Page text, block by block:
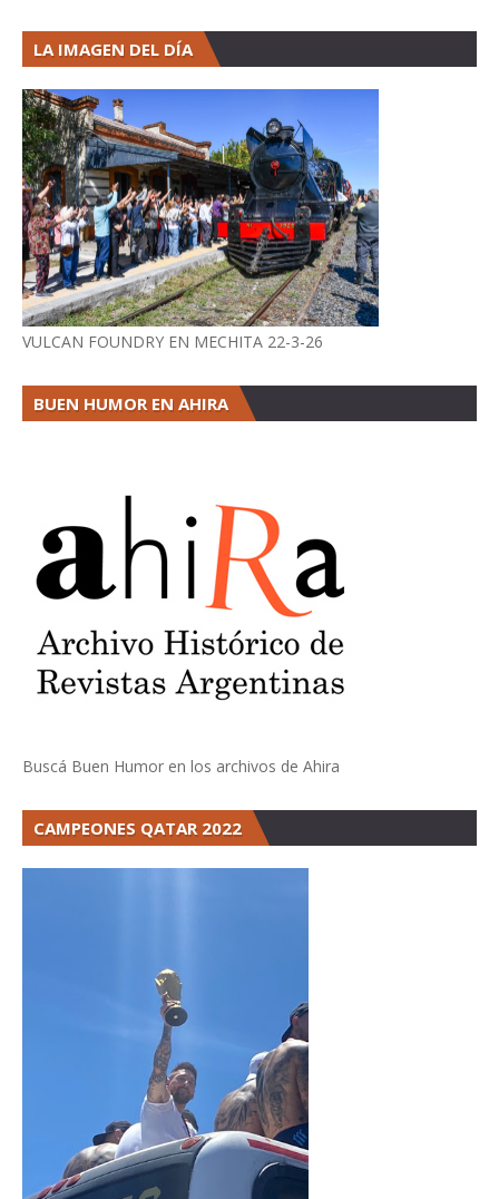
LA IMAGEN DEL DÍA
VULCAN FOUNDRY EN MECHITA 22-3-26
BUEN HUMOR EN AHIRA
Buscá Buen Humor en los archivos de Ahira
CAMPEONES QATAR 2022